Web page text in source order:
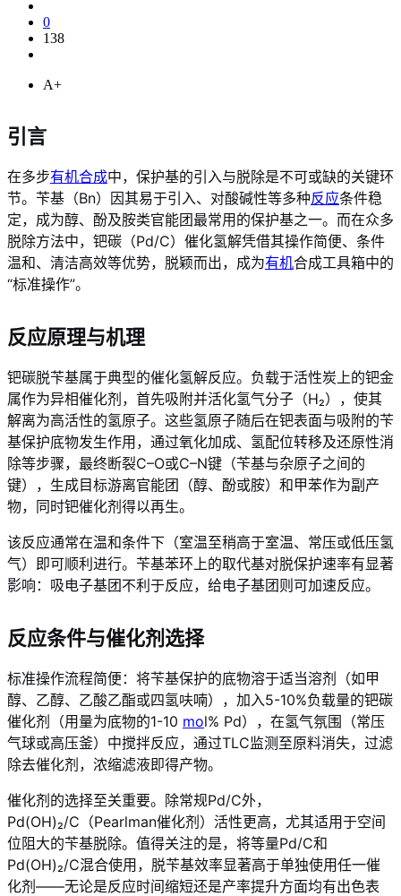
0
138
A+
引言
在多步有机合成中，保护基的引入与脱除是不可或缺的关键环
节。苄基（Bn）因其易于引入、对酸碱性等多种反应条件稳
定，成为醇、酚及胺类官能团最常用的保护基之一。而在众多
脱除方法中，钯碳（Pd/C）催化氢解凭借其操作简便、条件
温和、清洁高效等优势，脱颖而出，成为有机合成工具箱中的
“标准操作”。
反应原理与机理
钯碳脱苄基属于典型的催化氢解反应。负载于活性炭上的钯金
属作为异相催化剂，首先吸附并活化氢气分子（H₂），使其
解离为高活性的氢原子。这些氢原子随后在钯表面与吸附的苄
基保护底物发生作用，通过氧化加成、氢配位转移及还原性消
除等步骤，最终断裂C–O或C–N键（苄基与杂原子之间的
键），生成目标游离官能团（醇、酚或胺）和甲苯作为副产
物，同时钯催化剂得以再生。
该反应通常在温和条件下（室温至稍高于室温、常压或低压氢
气）即可顺利进行。苄基苯环上的取代基对脱保护速率有显著
影响：吸电子基团不利于反应，给电子基团则可加速反应。
反应条件与催化剂选择
标准操作流程简便：将苄基保护的底物溶于适当溶剂（如甲
醇、乙醇、乙酸乙酯或四氢呋喃），加入5-10%负载量的钯碳
催化剂（用量为底物的1-10 mol% Pd），在氢气氛围（常压
气球或高压釜）中搅拌反应，通过TLC监测至原料消失，过滤
除去催化剂，浓缩滤液即得产物。
催化剂的选择至关重要。除常规Pd/C外，
Pd(OH)₂/C（Pearlman催化剂）活性更高，尤其适用于空间
位阻大的苄基脱除。值得关注的是，将等量Pd/C和
Pd(OH)₂/C混合使用，脱苄基效率显著高于单独使用任一催
化剂——无论是反应时间缩短还是产率提升方面均有出色表